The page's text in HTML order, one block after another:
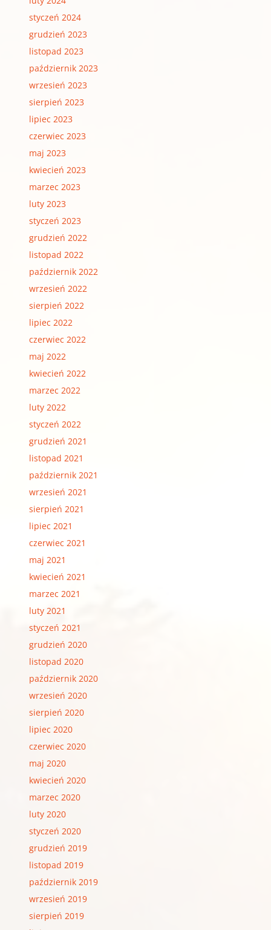
styczeń 2024
grudzień 2023
listopad 2023
październik 2023
wrzesień 2023
sierpień 2023
lipiec 2023
czerwiec 2023
maj 2023
kwiecień 2023
marzec 2023
luty 2023
styczeń 2023
grudzień 2022
listopad 2022
październik 2022
wrzesień 2022
sierpień 2022
lipiec 2022
czerwiec 2022
maj 2022
kwiecień 2022
marzec 2022
luty 2022
styczeń 2022
grudzień 2021
listopad 2021
październik 2021
wrzesień 2021
sierpień 2021
lipiec 2021
czerwiec 2021
maj 2021
kwiecień 2021
marzec 2021
luty 2021
styczeń 2021
grudzień 2020
listopad 2020
październik 2020
wrzesień 2020
sierpień 2020
lipiec 2020
czerwiec 2020
maj 2020
kwiecień 2020
marzec 2020
luty 2020
styczeń 2020
grudzień 2019
listopad 2019
październik 2019
wrzesień 2019
sierpień 2019